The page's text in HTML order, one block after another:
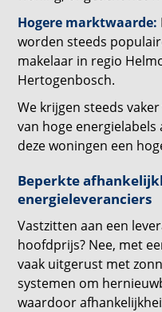
Hogere marktwaarde:
worden steeds
makelaar in regio
Hertogenbosch.
We krijgen steeds
van hoge
deze woningen een
Beperkte
energieleveranciers
Vastzitten aan een
hoofdprijs? Nee, met
vaak uitgerust met
systemen om
waardoor